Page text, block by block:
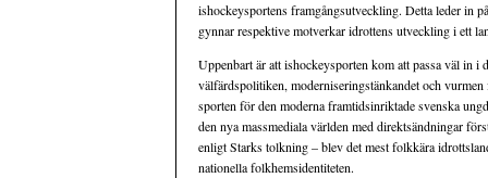
ishockeysportens framgångsutveckling. Detta leder in
gynnar respektive motverkar idrottens utveckling i ett
Uppenbart är att ishockeysporten kom att passa väl in
välfärdspolitiken, moderniseringstänkandet och
sporten för den moderna framtidsinriktade svenska
den nya massmediala världen med direktsändningar
enligt Starks tolkning – blev det mest folkkära
nationella folkhemsidentiteten.